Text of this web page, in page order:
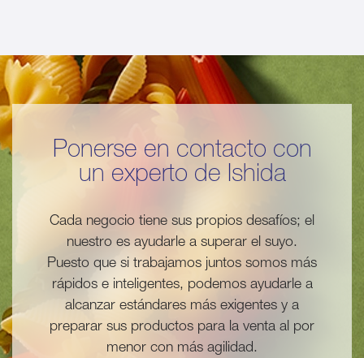
Ponerse en contacto con
un experto de Ishida
Cada negocio tiene sus propios desafíos; el
nuestro es ayudarle a superar el suyo.
Puesto que si trabajamos juntos somos más
rápidos e inteligentes, podemos ayudarle a
alcanzar estándares más exigentes y a
preparar sus productos para la venta al por
menor con más agilidad.